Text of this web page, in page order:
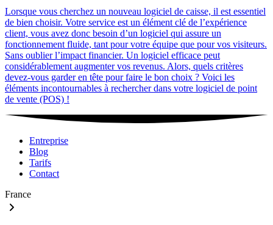
Lorsque vous cherchez un nouveau logiciel de caisse, il est essentiel
de bien choisir. Votre service est un élément clé de l’expérience
client, vous avez donc besoin d’un logiciel qui assure un
fonctionnement fluide, tant pour votre équipe que pour vos visiteurs.
Sans oublier l’impact financier. Un logiciel efficace peut
considérablement augmenter vos revenus. Alors, quels critères
devez-vous garder en tête pour faire le bon choix ? Voici les
éléments incontournables à rechercher dans votre logiciel de point
de vente (POS) !
Entreprise
Blog
Tarifs
Contact
France